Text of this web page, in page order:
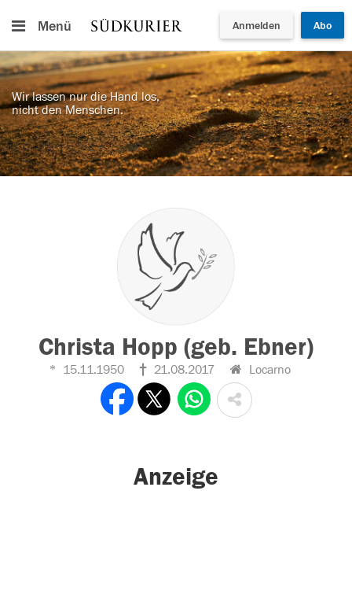
Menü Anmelden Abo
Wir lassen nur die Hand los,
nicht den Menschen.
Christa Hopp (geb. Ebner)
15.11.1950 21.08.2017 Locarno
Anzeige